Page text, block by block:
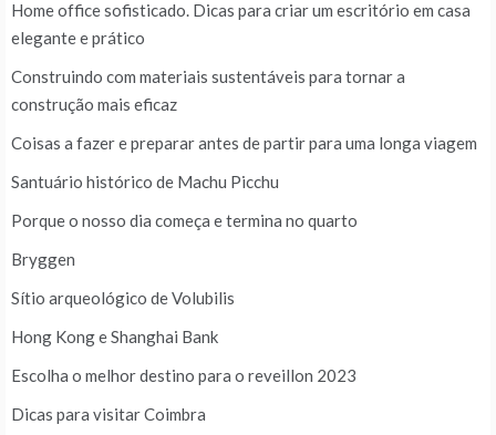
Home office sofisticado. Dicas para criar um escritório em casa
elegante e prático
Construindo com materiais sustentáveis para tornar a
construção mais eficaz
Coisas a fazer e preparar antes de partir para uma longa viagem
Santuário histórico de Machu Picchu
Porque o nosso dia começa e termina no quarto
Bryggen
Sítio arqueológico de Volubilis
Hong Kong e Shanghai Bank
Escolha o melhor destino para o reveillon 2023
Dicas para visitar Coimbra